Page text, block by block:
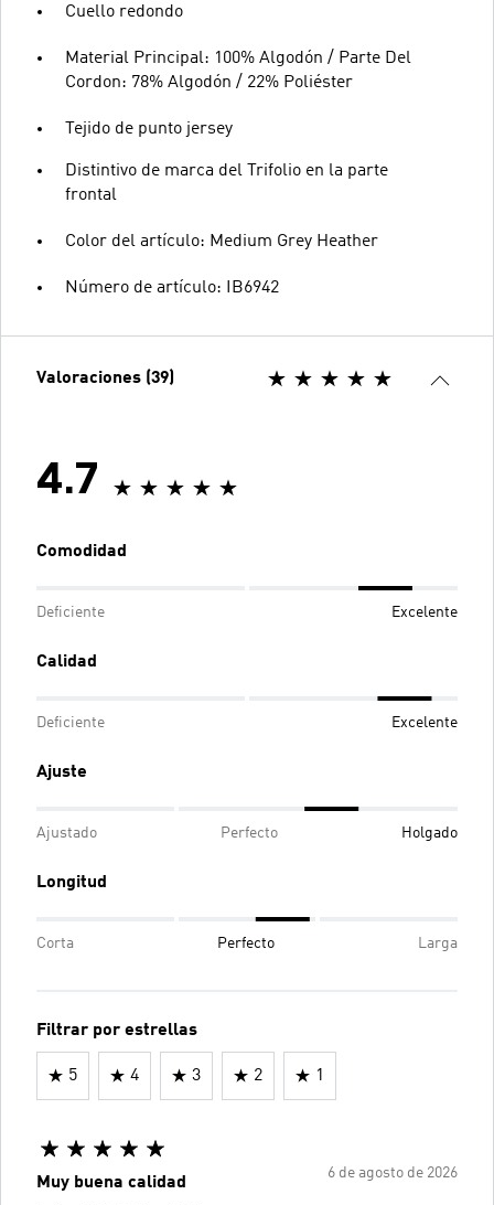
Cuello redondo
Material Principal: 100% Algodón / Parte Del
Cordon: 78% Algodón / 22% Poliéster
Tejido de punto jersey
Distintivo de marca del Trifolio en la parte
frontal
Color del artículo: Medium Grey Heather
Número de artículo: IB6942
Valoraciones (39)
4.7
Comodidad
Deficiente Excelente
Calidad
Deficiente Excelente
Ajuste
Ajustado Perfecto Holgado
Longitud
Corta Perfecto Larga
Filtrar por estrellas
5 4 3 2 1
6 de agosto de 2026
Muy buena calidad